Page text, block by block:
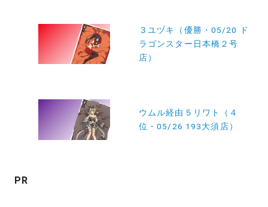
ン
３ユヅキ（優勝・05/20 ド
ラゴンスター日本橋２号
店）
ウムル経由５リワト（４
位・05/26 193大須店）
PR